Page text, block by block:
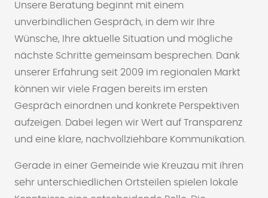
Unsere Beratung beginnt mit einem
unverbindlichen Gespräch, in dem wir Ihre
Wünsche, Ihre aktuelle Situation und mögliche
nächste Schritte gemeinsam besprechen. Dank
unserer Erfahrung seit 2009 im regionalen Markt
können wir viele Fragen bereits im ersten
Gespräch einordnen und konkrete Perspektiven
aufzeigen. Dabei legen wir Wert auf Transparenz
und eine klare, nachvollziehbare Kommunikation.
Gerade in einer Gemeinde wie Kreuzau mit ihren
sehr unterschiedlichen Ortsteilen spielen lokale